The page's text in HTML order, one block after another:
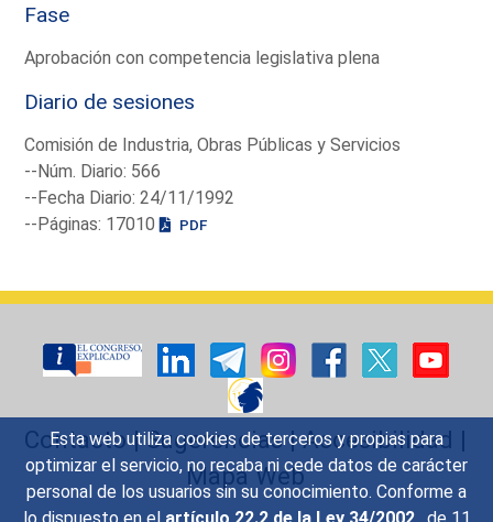
Esta web utiliza cookies de terceros y propias para
optimizar el servicio, no recaba ni cede datos de carácter
personal de los usuarios sin su conocimiento. Conforme a
Fase
Aprobación con competencia legislativa plena
Diario de sesiones
Comisión de Industria, Obras Públicas y Servicios
--Núm. Diario: 566
--Fecha Diario: 24/11/1992
--Páginas: 17010
PDF
Contacto|Sugerencias|Accesibilidad |
Mapa Web